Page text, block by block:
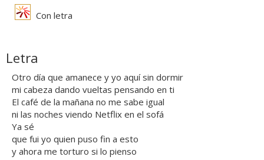
Con letra
Letra
Otro día que amanece y yo aquí sin dormir
mi cabeza dando vueltas pensando en ti
El café de la mañana no me sabe igual
ni las noches viendo Netflix en el sofá
Ya sé
que fui yo quien puso fin a esto
y ahora me torturo si lo pienso